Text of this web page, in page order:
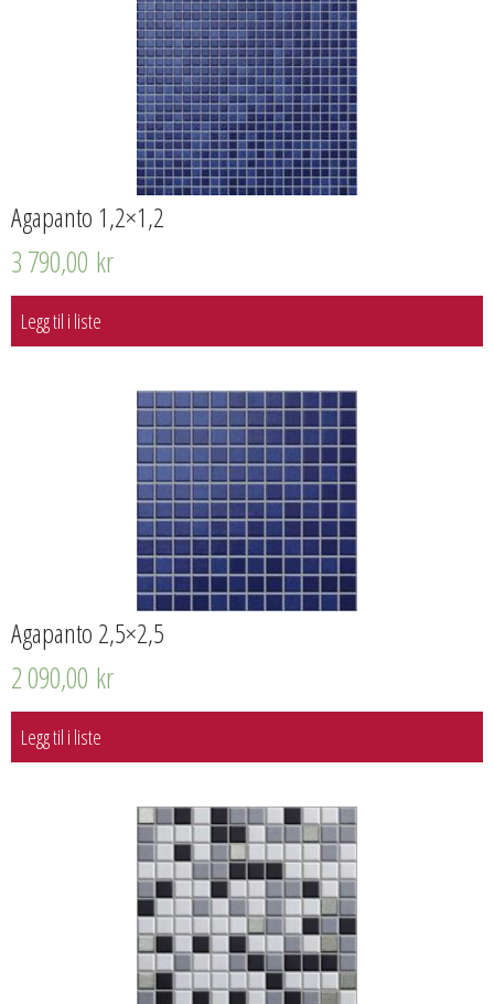
Agapanto 1,2×1,2
3 790,00 kr
Legg til i liste
Agapanto 2,5×2,5
2 090,00 kr
Legg til i liste